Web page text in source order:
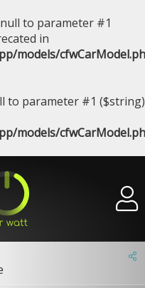
to parameter #1
in
models/
to parameter #1 ($string)
models/